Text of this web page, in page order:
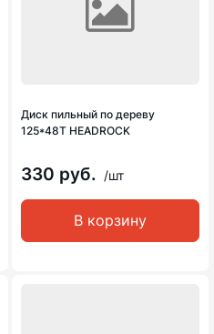
Диск пильный по дереву
125*48Т HEADROCK
330 руб. /шт
В корзину